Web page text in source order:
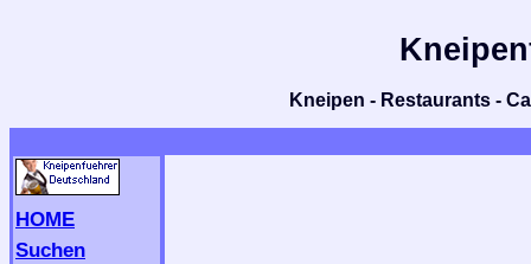
Kneipen - Restaurants -
HOME
Suchen